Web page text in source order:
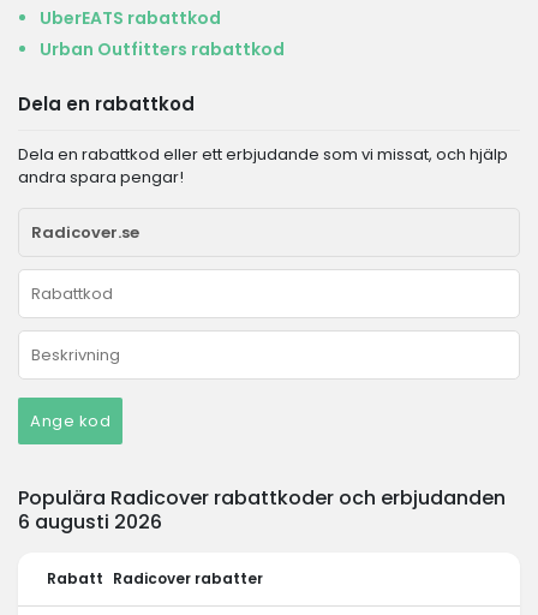
UberEATS rabattkod
Urban Outfitters rabattkod
Dela en rabattkod
Dela en rabattkod eller ett erbjudande som vi missat, och hjälp
andra spara pengar!
Ange kod
Populära Radicover rabattkoder och erbjudanden
6 augusti 2026
Rabatt Radicover rabatter